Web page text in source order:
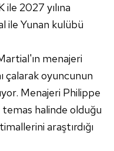
ile 2027 yılına
ile Yunan kulübü
menajeri
çalarak oyuncunun
Menajeri Philippe
halinde olduğu
araştırdığı